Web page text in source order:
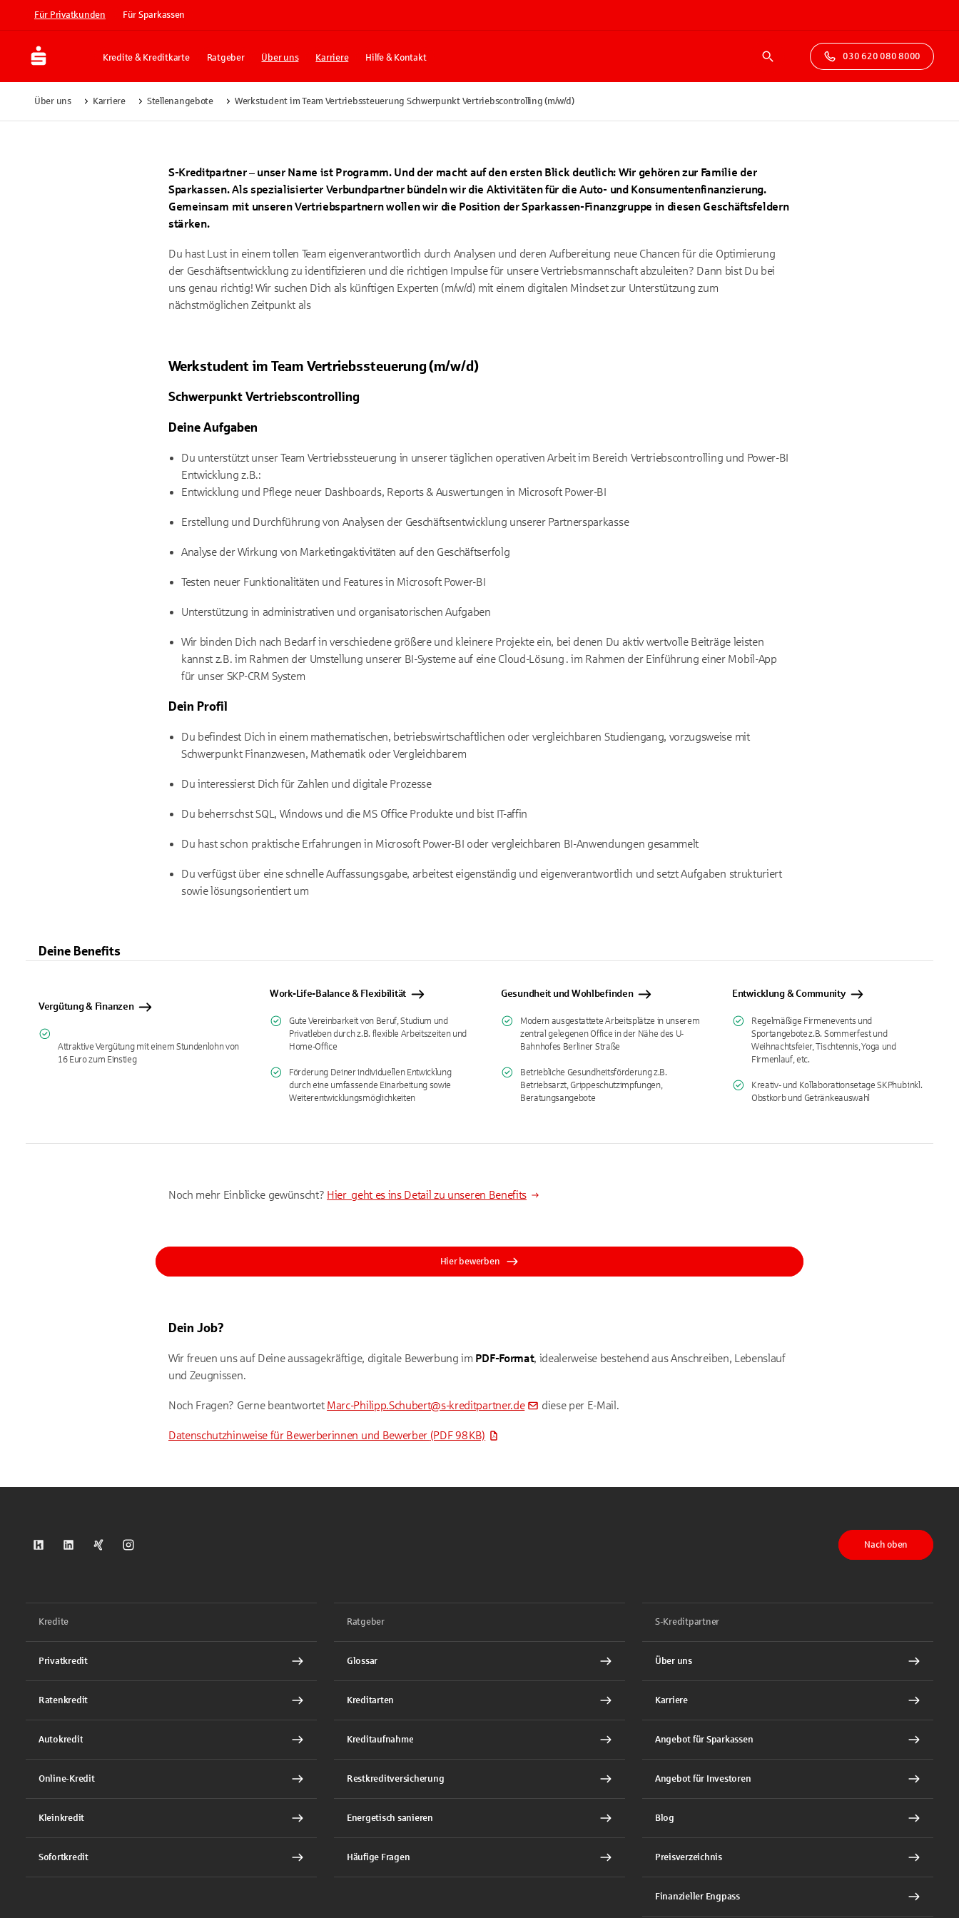
Für Privatkunden Für Sparkassen
Kredite & Kreditkarte Ratgeber Über uns Karriere Hilfe & Kontakt
Suche
030 620 080 8000
Über uns Karriere Stellenangebote Werkstudent im Team Vertriebssteuerung Schwerpunkt Vertriebscontrolling (m/w/d)
S-Kreditpartner – unser Name ist Programm. Und der macht auf den ersten Blick deutlich: Wir gehören zur Familie der
Sparkassen. Als spezialisierter Verbundpartner bündeln wir die Aktivitäten für die Auto- und Konsumentenfinanzierung.
Gemeinsam mit unseren Vertriebspartnern wollen wir die Position der Sparkassen-Finanzgruppe in diesen Geschäftsfeldern
stärken.
Du hast Lust in einem tollen Team eigenverantwortlich durch Analysen und deren Aufbereitung neue Chancen für die Optimierung
der Geschäftsentwicklung zu identifizieren und die richtigen Impulse für unsere Vertriebsmannschaft abzuleiten? Dann bist Du bei
uns genau richtig! Wir suchen Dich als künftigen Experten (m/w/d) mit einem digitalen Mindset zur Unterstützung zum
nächstmöglichen Zeitpunkt als
Werkstudent im Team Vertriebssteuerung (m/w/d)
Schwerpunkt Vertriebscontrolling
Deine Aufgaben
Du unterstützt unser Team Vertriebssteuerung in unserer täglichen operativen Arbeit im Bereich Vertriebscontrolling und Power-BI
Entwicklung z.B.:
Entwicklung und Pflege neuer Dashboards, Reports & Auswertungen in Microsoft Power-BI
Erstellung und Durchführung von Analysen der Geschäftsentwicklung unserer Partnersparkasse
Analyse der Wirkung von Marketingaktivitäten auf den Geschäftserfolg
Testen neuer Funktionalitäten und Features in Microsoft Power-BI
Unterstützung in administrativen und organisatorischen Aufgaben
Wir binden Dich nach Bedarf in verschiedene größere und kleinere Projekte ein, bei denen Du aktiv wertvolle Beiträge leisten
kannst z.B. im Rahmen der Umstellung unserer BI-Systeme auf eine Cloud-Lösung . im Rahmen der Einführung einer Mobil-App
für unser SKP-CRM System
Dein Profil
Du befindest Dich in einem mathematischen, betriebswirtschaftlichen oder vergleichbaren Studiengang, vorzugsweise mit
Schwerpunkt Finanzwesen, Mathematik oder Vergleichbarem
Du interessierst Dich für Zahlen und digitale Prozesse
Du beherrschst SQL, Windows und die MS Office Produkte und bist IT-affin
Du hast schon praktische Erfahrungen in Microsoft Power-BI oder vergleichbaren BI-Anwendungen gesammelt
Du verfügst über eine schnelle Auffassungsgabe, arbeitest eigenständig und eigenverantwortlich und setzt Aufgaben strukturiert
sowie lösungsorientiert um
Deine Benefits
Vergütung & Finanzen
Attraktive Vergütung mit einem Stundenlohn von
16 Euro zum Einstieg
Work-Life-Balance & Flexibilität
Gute Vereinbarkeit von Beruf, Studium und
Privatleben durch z.B. flexible Arbeitszeiten und
Home-Office
Förderung Deiner individuellen Entwicklung
durch eine umfassende Einarbeitung sowie
Weiterentwicklungsmöglichkeiten
Gesundheit und Wohlbefinden
Modern ausgestattete Arbeitsplätze in unserem
zentral gelegenen Office in der Nähe des U-
Bahnhofes Berliner Straße
Betriebliche Gesundheitsförderung z.B.
Betriebsarzt, Grippeschutzimpfungen,
Beratungsangebote
Entwicklung & Community
Regelmäßige Firmenevents und
Sportangebotez.B. Sommerfest und
Weihnachtsfeier, Tischtennis, Yoga und
Firmenlauf, etc.
Kreativ- und Kollaborationsetage SKPhub inkl.
Obstkorb und Getränkeauswahl
Noch mehr Einblicke gewünscht? Hier geht es ins Detail zu unseren Benefits
Hier bewerben
Dein Job?
Wir freuen uns auf Deine aussagekräftige, digitale Bewerbung im PDF-Format, idealerweise bestehend aus Anschreiben, Lebenslauf
und Zeugnissen.
Noch Fragen? Gerne beantwortet Marc-Philipp.Schubert@s-kreditpartner.de diese per E-Mail.
Datenschutzhinweise für Bewerberinnen und Bewerber (PDF 98 KB)
S-Kreditpartner auf Kununu
S-Kreditpartner auf LinkedIn
S-Kreditpartner auf Xing
S-Kreditpartner auf Instagram
Nach oben
Kredite
Privatkredit
Ratenkredit
Autokredit
Online-Kredit
Kleinkredit
Sofortkredit
Ratgeber
Glossar
Kreditarten
Kreditaufnahme
Restkreditversicherung
Energetisch sanieren
Häufige Fragen
S-Kreditpartner
Über uns
Karriere
Angebot für Sparkassen
Angebot für Investoren
Blog
Preisverzeichnis
Finanzieller Engpass